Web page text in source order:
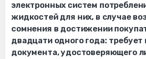
электронных систем
жидкостей для них, в случае
сомнения в достижении
двадцати одного года: требует
документа, удостоверяющего